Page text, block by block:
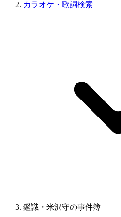
カラオケ・歌詞検索
鑑識・米沢守の事件簿